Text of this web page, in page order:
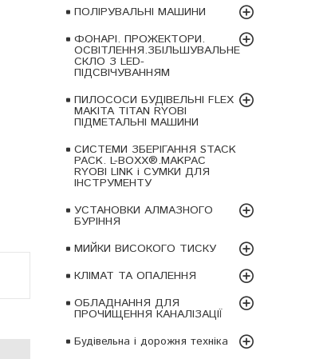
ПОЛІРУВАЛЬНІ МАШИНИ
ФОНАРІ. ПРОЖЕКТОРИ.
ОСВІТЛЕННЯ.ЗБІЛЬШУВАЛЬНЕ
СКЛО З LED-
ПІДСВІЧУВАННЯМ
ПИЛОСОСИ БУДІВЕЛЬНІ FLEX
MAKITA TITAN RYOBI
ПІДМЕТАЛЬНІ МАШИНИ
СИСТЕМИ ЗБЕРІГАННЯ STACK
PACK. L-BOXX®.MAKPAC
RYOBI LINK і СУМКИ ДЛЯ
ІНСТРУМЕНТУ
УСТАНОВКИ АЛМАЗНОГО
БУРІННЯ
МИЙКИ ВИСОКОГО ТИСКУ
КЛІМАТ ТА ОПАЛЕННЯ
ОБЛАДНАННЯ ДЛЯ
ПРОЧИЩЕННЯ КАНАЛІЗАЦІЇ
Будівельна і дорожня техніка